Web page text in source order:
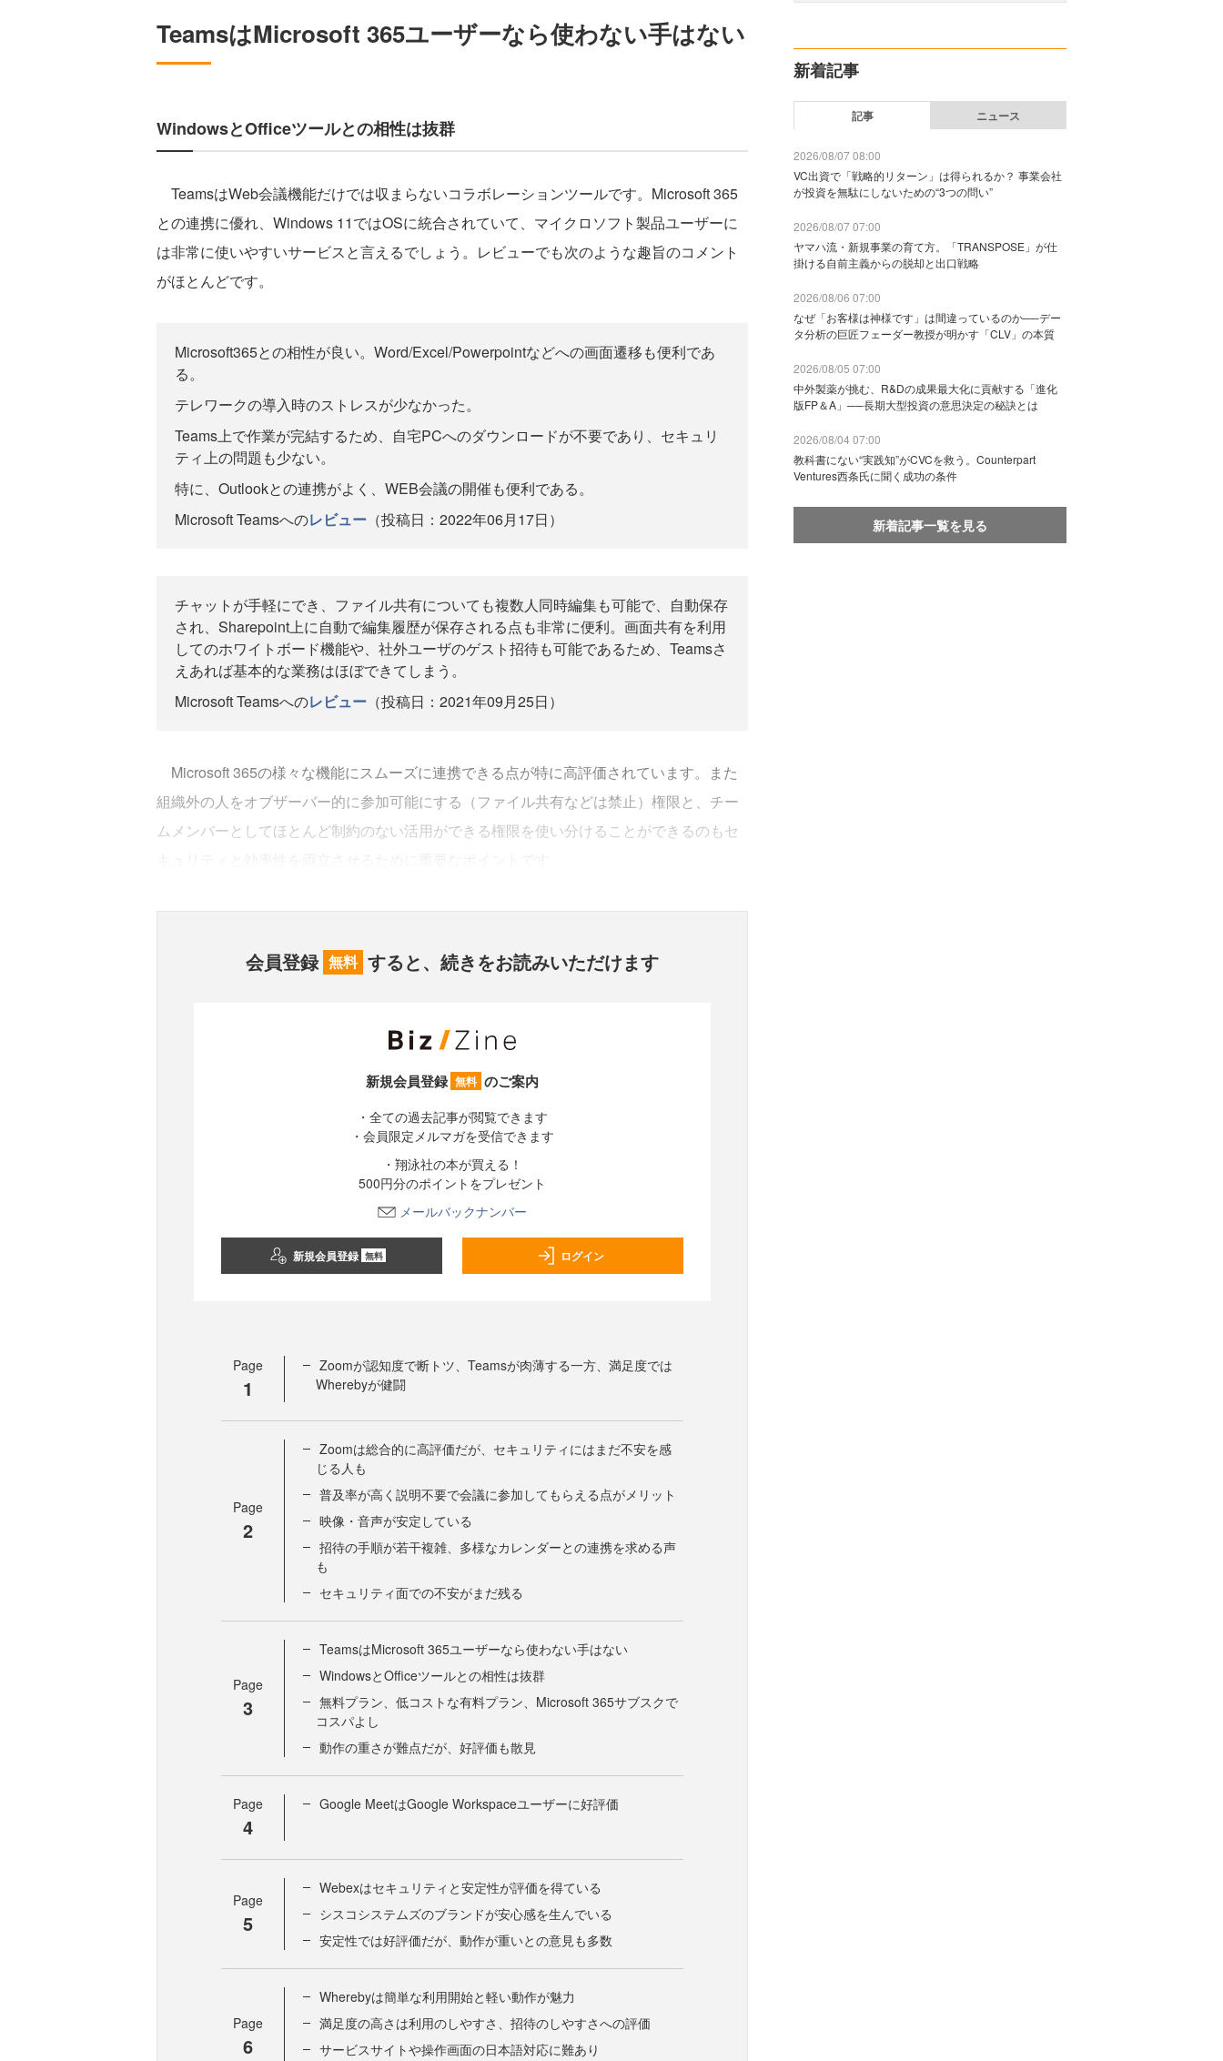
TeamsはMicrosoft 365ユーザーなら使わない手はない
WindowsとOfficeツールとの相性は抜群
TeamsはWeb会議機能だけでは収まらないコラボレーションツールです。Microsoft 365
との連携に優れ、Windows 11ではOSに統合されていて、マイクロソフト製品ユーザーに
は非常に使いやすいサービスと言えるでしょう。レビューでも次のような趣旨のコメント
がほとんどです。
Microsoft365との相性が良い。Word/Excel/Powerpointなどへの画面遷移も便利であ
る。
テレワークの導入時のストレスが少なかった。
Teams上で作業が完結するため、自宅PCへのダウンロードが不要であり、セキュリ
ティ上の問題も少ない。
特に、Outlookとの連携がよく、WEB会議の開催も便利である。
Microsoft Teamsへのレビュー （投稿日：2022年06月17日）
チャットが手軽にでき、ファイル共有についても複数人同時編集も可能で、自動保存
され、Sharepoint上に自動で編集履歴が保存される点も非常に便利。画面共有を利用
してのホワイトボード機能や、社外ユーザのゲスト招待も可能であるため、Teamsさ
えあれば基本的な業務はほぼできてしまう。
Microsoft Teamsへのレビュー （投稿日：2021年09月25日）
Microsoft 365の様々な機能にスムーズに連携できる点が特に高評価されています。また
組織外の人をオブザーバー的に参加可能にする（ファイル共有などは禁止）権限と、チー
ムメンバーとしてほとんど制約のない活用ができる権限を使い分けることができるのもセ
会員登録 無料 すると、続きをお読みいただけます
新規会員登録 無料 のご案内
・全ての過去記事が閲覧できます
・会員限定メルマガを受信できます
・翔泳社の本が買える！
500円分のポイントをプレゼント
メールバックナンバー
新規会員登録 無料 ログイン
Page
1
Zoomが認知度で断トツ、Teamsが肉薄する一方、満足度では
Wherebyが健闘
Page
2
Zoomは総合的に高評価だが、セキュリティにはまだ不安を感
じる人も
普及率が高く説明不要で会議に参加してもらえる点がメリット
映像・音声が安定している
招待の手順が若干複雑、多様なカレンダーとの連携を求める声
も
セキュリティ面での不安がまだ残る
Page
3
TeamsはMicrosoft 365ユーザーなら使わない手はない
WindowsとOfficeツールとの相性は抜群
無料プラン、低コストな有料プラン、Microsoft 365サブスクで
コスパよし
動作の重さが難点だが、好評価も散見
Page
4
Google MeetはGoogle Workspaceユーザーに好評価
Page
5
Webexはセキュリティと安定性が評価を得ている
シスコシステムズのブランドが安心感を生んでいる
安定性では好評価だが、動作が重いとの意見も多数
Page
6
Wherebyは簡単な利用開始と軽い動作が魅力
満足度の高さは利用のしやすさ、招待のしやすさへの評価
サービスサイトや操作画面の日本語対応に難あり
新着記事
記事 ニュース
2026/08/07 08:00
VC出資で「戦略的リターン」は得られるか？ 事業会社
が投資を無駄にしないための“3つの問い”
2026/08/07 07:00
ヤマハ流・新規事業の育て方。「TRANSPOSE」が仕
掛ける自前主義からの脱却と出口戦略
2026/08/06 07:00
なぜ「お客様は神様です」は間違っているのか──デー
タ分析の巨匠フェーダー教授が明かす「CLV」の本質
2026/08/05 07:00
中外製薬が挑む、R&Dの成果最大化に貢献する「進化
版FP＆A」──長期大型投資の意思決定の秘訣とは
2026/08/04 07:00
教科書にない“実践知”がCVCを救う。Counterpart
Ventures西条氏に聞く成功の条件
新着記事一覧を見る